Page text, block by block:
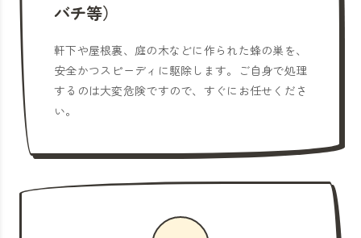
バチ等）
軒下や屋根裏、庭の木などに作られた蜂の巣を、
安全かつスピーディに駆除します。ご自身で処理
するのは大変危険ですので、すぐにお任せくださ
い。